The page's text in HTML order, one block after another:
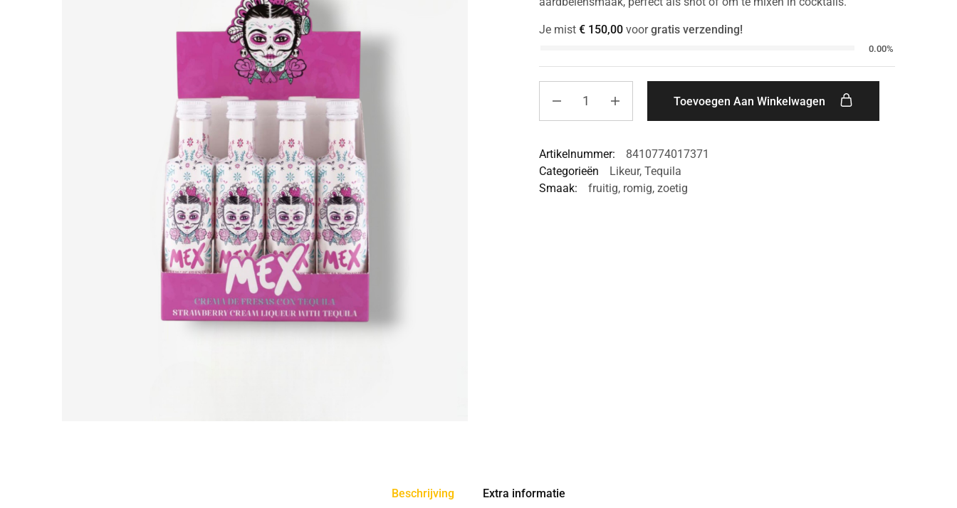
Je mist €150,00voorgratis verzending!
0.00%
Toevoegen Aan Winkelwagen
Artikelnummer:
8410774017371
Categorieën
Likeur, Tequila
Smaak:
fruitig, romig, zoetig
Beschrijving Extra informatie